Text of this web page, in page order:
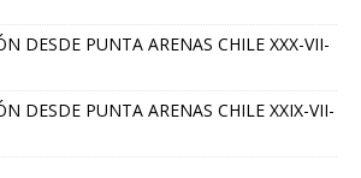
DESDE PUNTA ARENAS CHILE XXX-VII-
DESDE PUNTA ARENAS CHILE XXIX-VII-